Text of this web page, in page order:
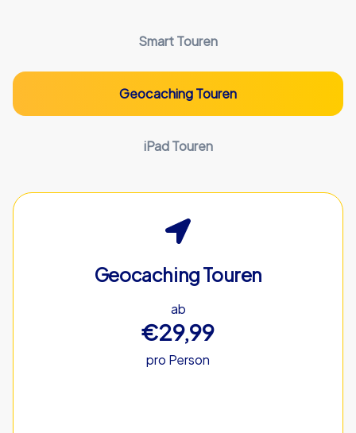
Smart Touren
Geocaching Touren
iPad Touren
Geocaching Touren
ab
€29,99
pro Person